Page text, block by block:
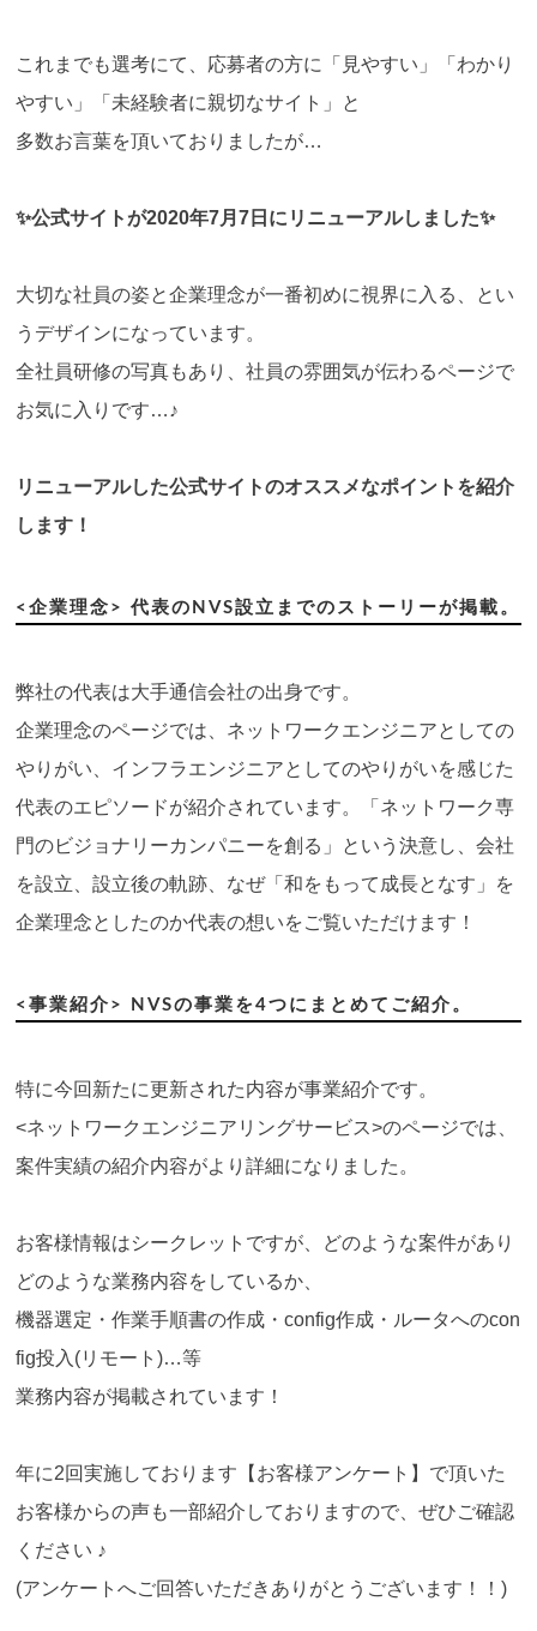
これまでも選考にて、応募者の方に「見やすい」「わかり
やすい」「未経験者に親切なサイト」と
多数お言葉を頂いておりましたが…
✨公式サイトが2020年7月7日にリニューアルしました✨
大切な社員の姿と企業理念が一番初めに視界に入る、とい
うデザインになっています。
全社員研修の写真もあり、社員の雰囲気が伝わるページで
お気に入りです…♪
リニューアルした公式サイトのオススメなポイントを紹介
します！
<企業理念> 代表のNVS設立までのストーリーが掲載。
弊社の代表は大手通信会社の出身です。
企業理念のページでは、ネットワークエンジニアとしての
やりがい、インフラエンジニアとしてのやりがいを感じた
代表のエピソードが紹介されています。「ネットワーク専
門のビジョナリーカンパニーを創る」という決意し、会社
を設立、設立後の軌跡、なぜ「和をもって成長となす」を
企業理念としたのか代表の想いをご覧いただけます！
<事業紹介> NVSの事業を4つにまとめてご紹介。
特に今回新たに更新された内容が事業紹介です。
<ネットワークエンジニアリングサービス>のページでは、
案件実績の紹介内容がより詳細になりました。
お客様情報はシークレットですが、どのような案件があり
どのような業務内容をしているか、
機器選定・作業手順書の作成・config作成・ルータへのcon
fig投入(リモート)…等
業務内容が掲載されています！
年に2回実施しております【お客様アンケート】で頂いた
お客様からの声も一部紹介しておりますので、ぜひご確認
ください ♪
(アンケートへご回答いただきありがとうございます！！)